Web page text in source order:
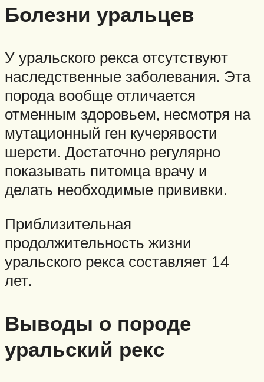
Болезни уральцев
У уральского рекса отсутствуют
наследственные заболевания. Эта
порода вообще отличается
отменным здоровьем, несмотря на
мутационный ген кучерявости
шерсти. Достаточно регулярно
показывать питомца врачу и
делать необходимые прививки.
Приблизительная
продолжительность жизни
уральского рекса составляет 14
лет.
Выводы о породе
уральский рекс